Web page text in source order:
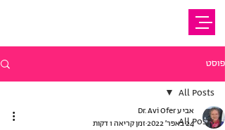
פוסט
All Posts
All Posts
אבי ע Dr. Avi Ofer
24 באפר׳ 2022
זמן קריאה 1 דקות